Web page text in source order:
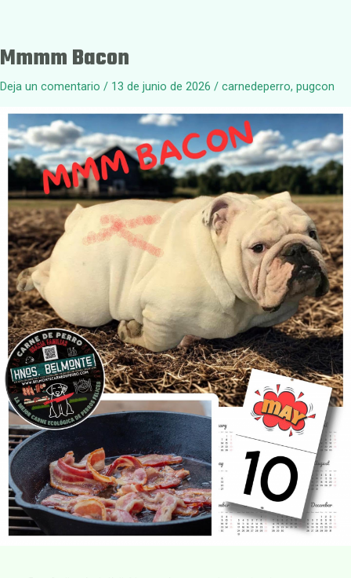
Mmmm Bacon
Deja un comentario / 13 de junio de 2026 / carnedeperro, pugcon